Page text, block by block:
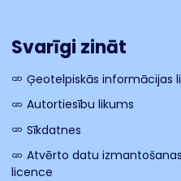
Svarīgi zināt
Ģeotelpiskās informācijas
Autortiesību likums
Sīkdatnes
Atvērto datu izmantošanas
licence